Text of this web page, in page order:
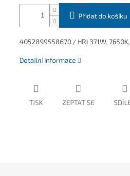
Přidat do košíku
4052899558670 / HRI 371W, 7650K,
Detailní informace
TISK ZEPTAT SE